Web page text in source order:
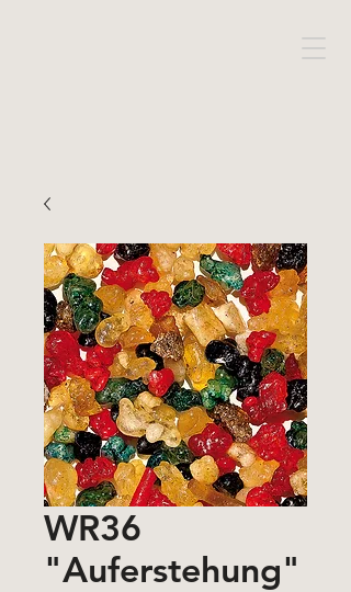
WR36
"Auferstehung"